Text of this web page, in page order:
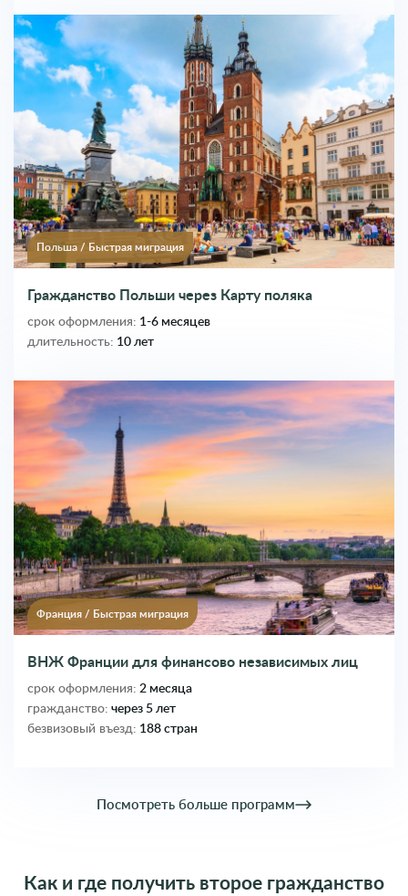
Польша / Быстрая миграция
Гражданство Польши через Карту поляка
срок оформления: 1-6 месяцев
длительность: 10 лет
Франция / Быстрая миграция
ВНЖ Франции для финансово независимых лиц
срок оформления: 2 месяца
гражданство: через 5 лет
безвизовый въезд: 188 стран
Посмотреть больше программ
Как и где получить второе гражданство